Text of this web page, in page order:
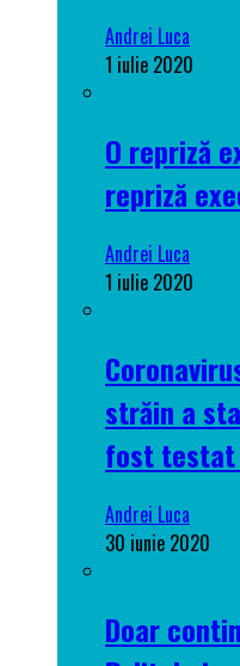
Andrei Luca
1 iulie 2020
O repriză
repriză
Andrei Luca
1 iulie 2020
străin a
fost
Andrei Luca
30 iunie 2020
Doar